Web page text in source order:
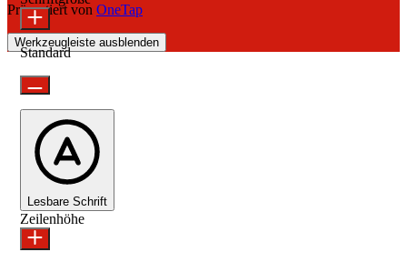
Präsentiert von OneTap
Werkzeugleiste ausblenden
Standard
Lesbare Schrift
Zeilenhöhe